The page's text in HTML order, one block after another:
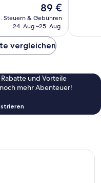
Der
Preis
beträgt
89 €
Steuern & Gebühren
24. Aug.–25. Aug.
vergleichen
und Vorteile
mehr Abenteuer!